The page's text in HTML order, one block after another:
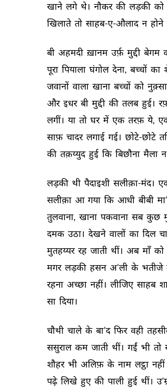
खाने लगे थे। नौकर की लड़की को
खिलाते तो साहब-ए-औलाद न होने
बी अहमदी ख़ानम उर्फ़ मुद्दी बेगम
पूरा पियाला घंगोल देना, बच्चों का
जवानों वाला खाना बच्चों को
और इधर बी मुद्दी की तलब हुई।
लगीं। या तो घर में एक तरफ़ ये,
साफ़ चादर लगाई गई। छोटे-छोटे
की तक़य्युद हुई कि बिछौना मैला न
लड़की थी पैदाइशी सलीक़ा-मंद।
सलीक़ा आ गया कि आधी बीबी
तुलवाना, खाना पकवाना सब कुछ
दमक उठा। देखने वालों का दिल
मुतहय्यर रह जाती थीं। अब माँ को
मगर लड़की हसन अ’ली के भतीजे
रहना अच्छा नहीं। लीजिए साहब
सा दिया।
चौथी चाले के बा’द फिर वही
ससुराल कम जाती थीं। गईं भी तो
शौहर भी अलिफ़ के नाम लट्ठा नहीं
पढ़े लिखे हुए की पाली हुई थीं।